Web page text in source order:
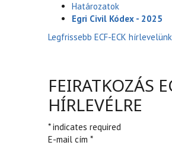
Határozatok
Egri Civil Kódex - 2025
Legfrissebb ECF-ECK
FEIRATKOZÁS
HÍRLEVÉLRE
* indicates required
E-mail cím *